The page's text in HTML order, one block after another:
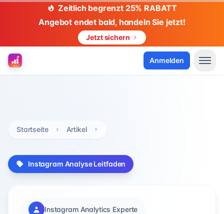
Zeitlich begrenzt 25% RABATT
Angebot endet bald, handeln Sie jetzt!
Jetzt sichern
Anmelden
Startseite Artikel
Instagram Analyse Leitfaden
Instagram Analytics Experte